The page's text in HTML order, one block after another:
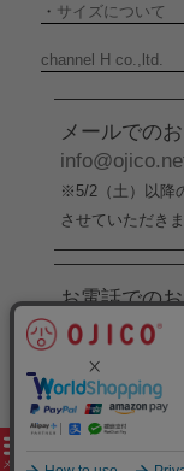
・ サイズについて
channel H co.,ltd.
メールでの
※5/2（土）以降
させていただきま
お電話でのお
076-246-5050
※5/2（土）から
わせ受付をお休